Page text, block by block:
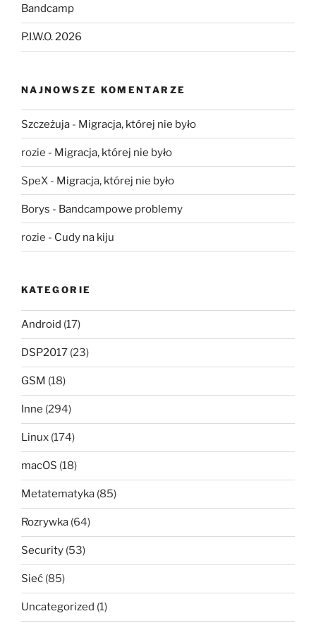
Bandcamp
P.I.W.O. 2026
NAJNOWSZE KOMENTARZE
Szczeżuja - Migracja, której nie było
rozie - Migracja, której nie było
SpeX - Migracja, której nie było
Borys - Bandcampowe problemy
rozie - Cudy na kiju
KATEGORIE
Android (17)
DSP2017 (23)
GSM (18)
Inne (294)
Linux (174)
macOS (18)
Metatematyka (85)
Rozrywka (64)
Security (53)
Sieć (85)
Uncategorized (1)